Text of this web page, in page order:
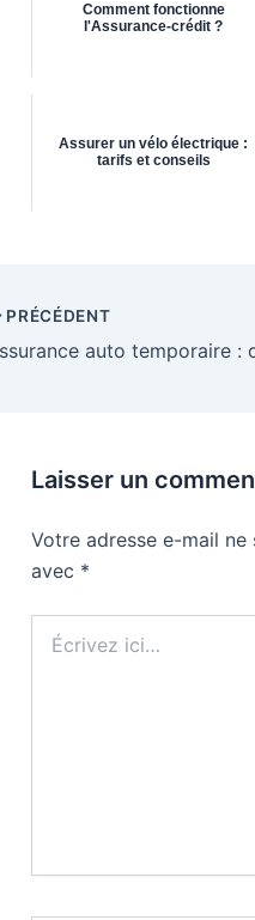
Comment fonctionne
l'Assurance-crédit ?
Assurer un vélo électrique :
tarifs et conseils
PRÉCÉDENT
Laisser un
Votre adresse e-mail ne
avec *
ici…